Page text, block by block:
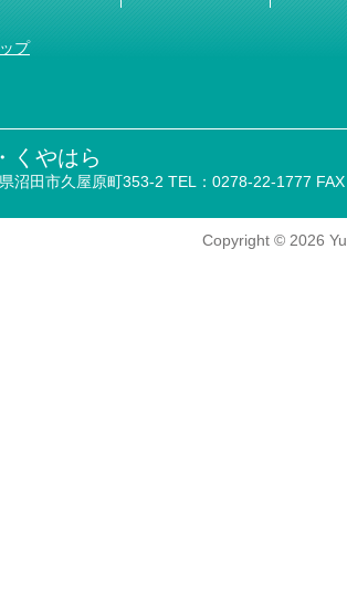
プ
くやはら
沼田市久屋原町353-2 TEL：0278-22-1777
Copyright © 2026